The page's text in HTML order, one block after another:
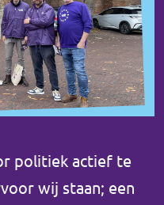
politiek actief te
wij staan; een